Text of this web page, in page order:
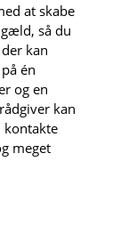
at skabe
så du
kan
én
og en
kan
kontakte
meget